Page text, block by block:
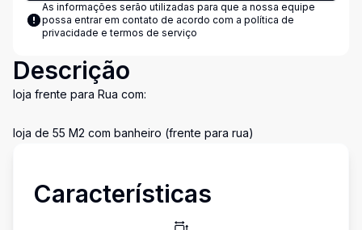
As informações serão utilizadas para que a nossa equipe
possa entrar em contato de acordo com a política de
privacidade e termos de serviço
Descrição
loja frente para Rua com:
loja de 55 M2 com banheiro (frente para rua)
Características